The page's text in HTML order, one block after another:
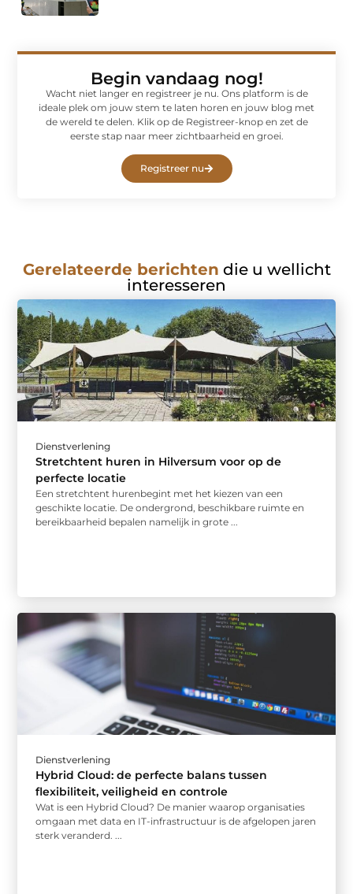
Begin vandaag nog!
Wacht niet langer en registreer je nu. Ons platform is de
ideale plek om jouw stem te laten horen en jouw blog met
de wereld te delen. Klik op de Registreer-knop en zet de
eerste stap naar meer zichtbaarheid en groei.
Registreer nu
Gerelateerde berichten die u wellicht
interesseren
Dienstverlening
Stretchtent huren in Hilversum voor op de
perfecte locatie
Een stretchtent hurenbegint met het kiezen van een
geschikte locatie. De ondergrond, beschikbare ruimte en
bereikbaarheid bepalen namelijk in grote ...
Dienstverlening
Hybrid Cloud: de perfecte balans tussen
flexibiliteit, veiligheid en controle
Wat is een Hybrid Cloud? De manier waarop organisaties
omgaan met data en IT-infrastructuur is de afgelopen jaren
sterk veranderd. ...